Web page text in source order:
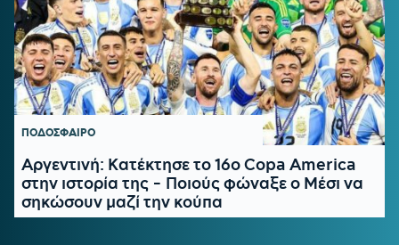
ΠΟΔΟΣΦΑΙΡΟ
Αργεντινή: Κατέκτησε το 16ο Copa America
στην ιστορία της - Ποιούς φώναξε ο Μέσι να
σηκώσουν μαζί την κούπα